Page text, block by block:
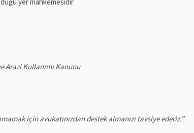
Arazi Kullanımı Kanunu
için avukatınızdan destek almanızı tavsiye ederiz.”